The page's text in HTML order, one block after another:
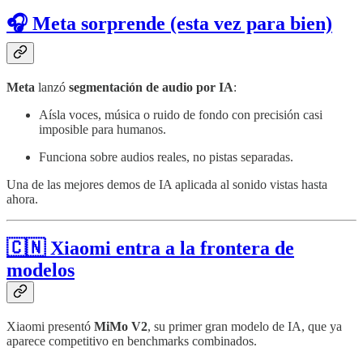
🎧 Meta sorprende (esta vez para bien)
Meta lanzó segmentación de audio por IA:
Aísla voces, música o ruido de fondo con precisión casi
imposible para humanos.
Funciona sobre audios reales, no pistas separadas.
Una de las mejores demos de IA aplicada al sonido vistas hasta
ahora.
🇨🇳 Xiaomi entra a la frontera de
modelos
Xiaomi presentó MiMo V2, su primer gran modelo de IA, que ya
aparece competitivo en benchmarks combinados.